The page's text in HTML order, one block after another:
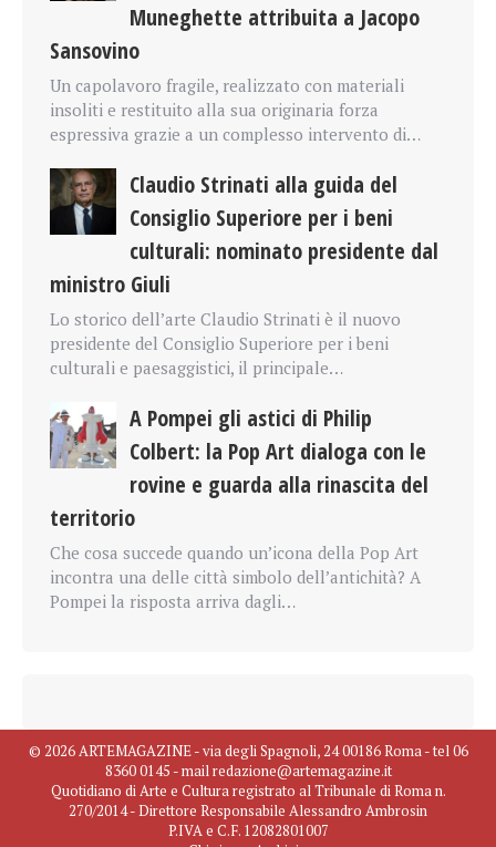
Muneghette attribuita a Jacopo
Sansovino
Un capolavoro fragile, realizzato con materiali
insoliti e restituito alla sua originaria forza
espressiva grazie a un complesso intervento di…
Claudio Strinati alla guida del
Consiglio Superiore per i beni
culturali: nominato presidente dal
ministro Giuli
Lo storico dell’arte Claudio Strinati è il nuovo
presidente del Consiglio Superiore per i beni
culturali e paesaggistici, il principale…
A Pompei gli astici di Philip
Colbert: la Pop Art dialoga con le
rovine e guarda alla rinascita del
territorio
Che cosa succede quando un’icona della Pop Art
incontra una delle città simbolo dell’antichità? A
Pompei la risposta arriva dagli…
© 2026 ARTEMAGAZINE - via degli Spagnoli, 24 00186 Roma - tel 06
8360 0145 - mail redazione@artemagazine.it
Quotidiano di Arte e Cultura registrato al Tribunale di Roma n.
270/2014 - Direttore Responsabile Alessandro Ambrosin
P.IVA e C.F. 12082801007